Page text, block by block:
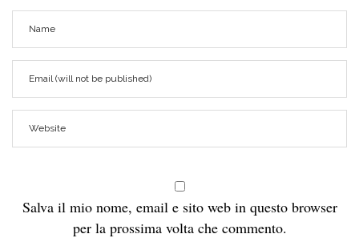
Salva il mio nome, email e sito web in questo browser
per la prossima volta che commento.